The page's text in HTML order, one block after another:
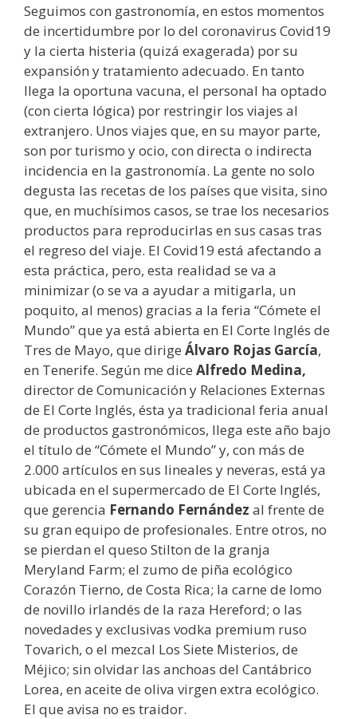
Seguimos con gastronomía, en estos momentos
de incertidumbre por lo del coronavirus Covid19
y la cierta histeria (quizá exagerada) por su
expansión y tratamiento adecuado. En tanto
llega la oportuna vacuna, el personal ha optado
(con cierta lógica) por restringir los viajes al
extranjero. Unos viajes que, en su mayor parte,
son por turismo y ocio, con directa o indirecta
incidencia en la gastronomía. La gente no solo
degusta las recetas de los países que visita, sino
que, en muchísimos casos, se trae los necesarios
productos para reproducirlas en sus casas tras
el regreso del viaje. El Covid19 está afectando a
esta práctica, pero, esta realidad se va a
minimizar (o se va a ayudar a mitigarla, un
poquito, al menos) gracias a la feria “Cómete el
Mundo” que ya está abierta en El Corte Inglés de
Tres de Mayo, que dirige Álvaro Rojas García,
en Tenerife. Según me dice Alfredo Medina,
director de Comunicación y Relaciones Externas
de El Corte Inglés, ésta ya tradicional feria anual
de productos gastronómicos, llega este año bajo
el título de “Cómete el Mundo” y, con más de
2.000 artículos en sus lineales y neveras, está ya
ubicada en el supermercado de El Corte Inglés,
que gerencia Fernando Fernández al frente de
su gran equipo de profesionales. Entre otros, no
se pierdan el queso Stilton de la granja
Meryland Farm; el zumo de piña ecológico
Corazón Tierno, de Costa Rica; la carne de lomo
de novillo irlandés de la raza Hereford; o las
novedades y exclusivas vodka premium ruso
Tovarich, o el mezcal Los Siete Misterios, de
Méjico; sin olvidar las anchoas del Cantábrico
Lorea, en aceite de oliva virgen extra ecológico.
El que avisa no es traidor.